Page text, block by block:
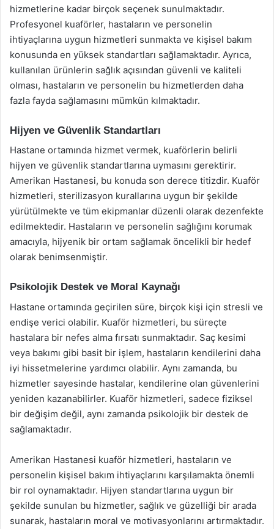
hizmetlerine kadar birçok seçenek sunulmaktadır.
Profesyonel kuaförler, hastaların ve personelin
ihtiyaçlarına uygun hizmetleri sunmakta ve kişisel bakım
konusunda en yüksek standartları sağlamaktadır. Ayrıca,
kullanılan ürünlerin sağlık açısından güvenli ve kaliteli
olması, hastaların ve personelin bu hizmetlerden daha
fazla fayda sağlamasını mümkün kılmaktadır.
Hijyen ve Güvenlik Standartları
Hastane ortamında hizmet vermek, kuaförlerin belirli
hijyen ve güvenlik standartlarına uymasını gerektirir.
Amerikan Hastanesi, bu konuda son derece titizdir. Kuaför
hizmetleri, sterilizasyon kurallarına uygun bir şekilde
yürütülmekte ve tüm ekipmanlar düzenli olarak dezenfekte
edilmektedir. Hastaların ve personelin sağlığını korumak
amacıyla, hijyenik bir ortam sağlamak öncelikli bir hedef
olarak benimsenmiştir.
Psikolojik Destek ve Moral Kaynağı
Hastane ortamında geçirilen süre, birçok kişi için stresli ve
endişe verici olabilir. Kuaför hizmetleri, bu süreçte
hastalara bir nefes alma fırsatı sunmaktadır. Saç kesimi
veya bakımı gibi basit bir işlem, hastaların kendilerini daha
iyi hissetmelerine yardımcı olabilir. Aynı zamanda, bu
hizmetler sayesinde hastalar, kendilerine olan güvenlerini
yeniden kazanabilirler. Kuaför hizmetleri, sadece fiziksel
bir değişim değil, aynı zamanda psikolojik bir destek de
sağlamaktadır.
Amerikan Hastanesi kuaför hizmetleri, hastaların ve
personelin kişisel bakım ihtiyaçlarını karşılamakta önemli
bir rol oynamaktadır. Hijyen standartlarına uygun bir
şekilde sunulan bu hizmetler, sağlık ve güzelliği bir arada
sunarak, hastaların moral ve motivasyonlarını artırmaktadır.